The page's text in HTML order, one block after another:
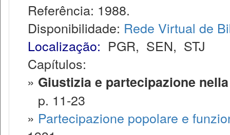
Referência: 1988.
Disponibilidade: Rede Virtual de
Localização: PGR, SEN, STJ
Capítulos:
» Giustizia e partecipazione
p. 11-23
» Partecipazione popolare e